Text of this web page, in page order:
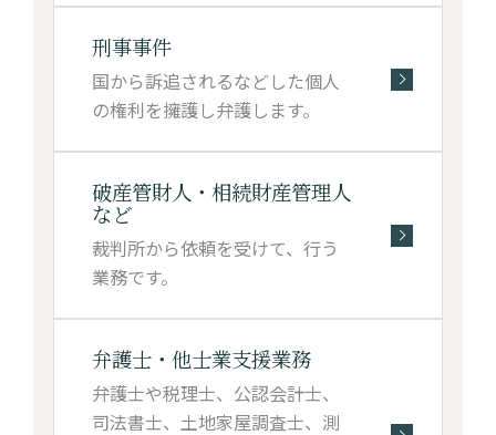
刑事事件
国から訴追されるなどした個人
の権利を擁護し弁護します。
破産管財人・ 相続財産管理人
など
裁判所から依頼を受けて、行う
業務です。
弁護士・他士業支援業務
弁護士や税理士、公認会計士、
司法書士、土地家屋調査士、測